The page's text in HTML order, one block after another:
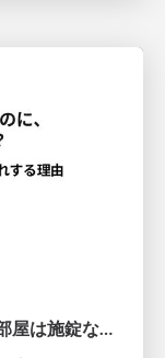
オートロックマンションなのに、各部屋は施錠なし！？ 攻撃者が組織内ネットワークで大暴れする理由 / The Front Door Is Locked, but the Rooms Are Wide Open: Why Attackers Move Freely Inside Enterprise Networks